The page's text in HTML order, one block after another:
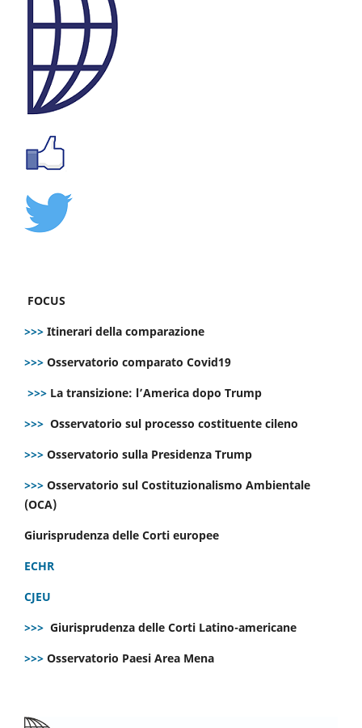
FOCUS
>>> Itinerari della comparazione
>>> Osservatorio comparato Covid19
>>> La transizione: l’America dopo Trump
>>> Osservatorio sul processo costituente cileno
>>> Osservatorio sulla Presidenza Trump
>>> Osservatorio sul Costituzionalismo Ambientale
(OCA)
Giurisprudenza delle Corti europee
ECHR
CJEU
>>> Giurisprudenza delle Corti Latino-americane
>>> Osservatorio Paesi Area Mena